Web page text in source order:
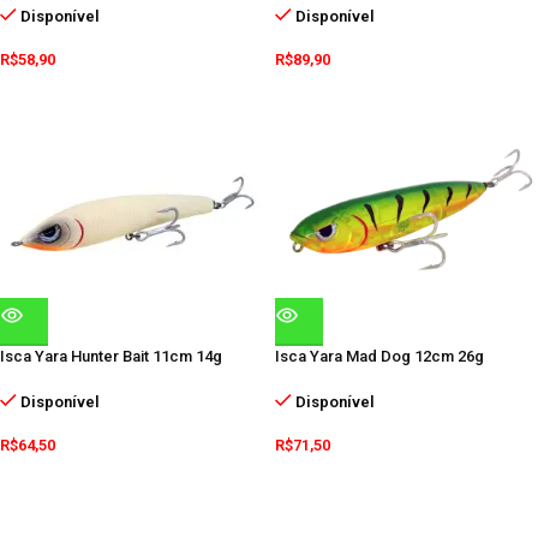
Disponível
R$58,90
Disponível
R$89,90
Isca Yara Hunter Bait 11cm 14g
Disponível
R$64,50
Isca Yara Mad Dog 12cm 26g
Disponível
R$71,50